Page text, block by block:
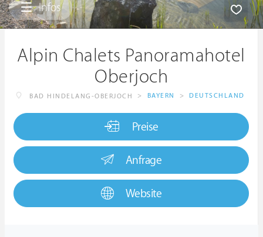
Infos
Alpin Chalets Panoramahotel
Oberjoch
BAD HINDELANG-OBERJOCH > BAYERN > DEUTSCHLAND
Preise
Anfrage
Website